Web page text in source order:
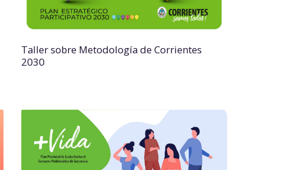
Taller sobre Metodología de Corrientes
2030